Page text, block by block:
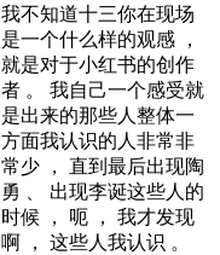
我不知道十三你在现场
是一个什么样的观感 ，
就是对于小红书的创作
者 。 我自己一个感受就
是出来的那些人整体一
方面我认识的人非常非
常少 ， 直到最后出现陶
勇 、 出现李诞这些人的
时候 ， 呃 ， 我才发现
啊 ， 这些人我认识 。